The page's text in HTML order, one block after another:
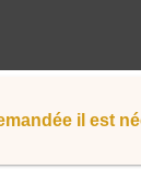
il est